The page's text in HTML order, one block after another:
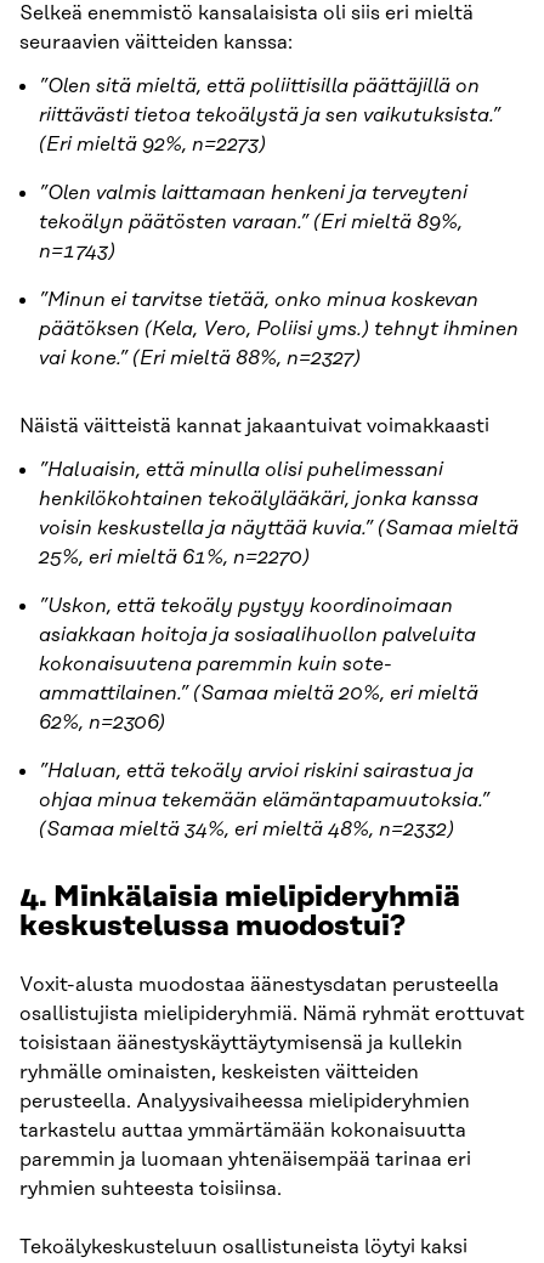
Selkeä enemmistö kansalaisista oli siis eri mieltä
seuraavien väitteiden kanssa:
”Olen sitä mieltä, että poliittisilla päättäjillä on
riittävästi tietoa tekoälystä ja sen vaikutuksista.”
(Eri mieltä 92%, n=2273)
”Olen valmis laittamaan henkeni ja terveyteni
tekoälyn päätösten varaan.” (Eri mieltä 89%,
n=1743)
”Minun ei tarvitse tietää, onko minua koskevan
päätöksen (Kela, Vero, Poliisi yms.) tehnyt ihminen
vai kone.” (Eri mieltä 88%, n=2327)
Näistä väitteistä kannat jakaantuivat voimakkaasti
”Haluaisin, että minulla olisi puhelimessani
henkilökohtainen tekoälylääkäri, jonka kanssa
voisin keskustella ja näyttää kuvia.” (Samaa mieltä
25%, eri mieltä 61%, n=2270)
”Uskon, että tekoäly pystyy koordinoimaan
asiakkaan hoitoja ja sosiaalihuollon palveluita
kokonaisuutena paremmin kuin sote-
ammattilainen.” (Samaa mieltä 20%, eri mieltä
62%, n=2306)
”Haluan, että tekoäly arvioi riskini sairastua ja
ohjaa minua tekemään elämäntapamuutoksia.”
(Samaa mieltä 34%, eri mieltä 48%, n=2332)
4. Minkälaisia mielipideryhmiä
keskustelussa muodostui?
Voxit-alusta muodostaa äänestysdatan perusteella
osallistujista mielipideryhmiä. Nämä ryhmät erottuvat
toisistaan äänestyskäyttäytymisensä ja kullekin
ryhmälle ominaisten, keskeisten väitteiden
perusteella. Analyysivaiheessa mielipideryhmien
tarkastelu auttaa ymmärtämään kokonaisuutta
paremmin ja luomaan yhtenäisempää tarinaa eri
ryhmien suhteesta toisiinsa.
Tekoälykeskusteluun osallistuneista löytyi kaksi